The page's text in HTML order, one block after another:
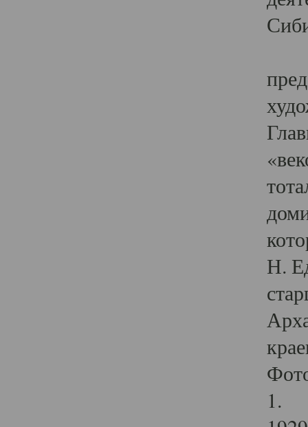
Н.
1.